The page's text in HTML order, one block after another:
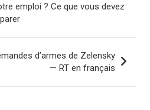
emploi ? Ce que vous devez
d’armes de Zelensky
— RT en français